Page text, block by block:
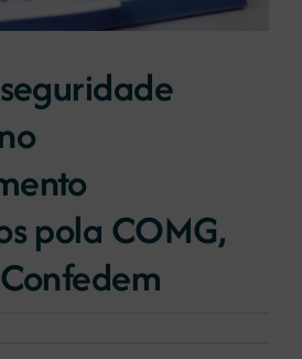
pola COMG,
Confedem